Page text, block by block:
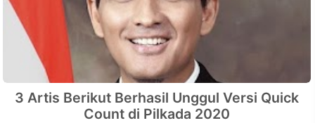
3 Artis Berikut Berhasil Unggul Versi Quick
Count di Pilkada 2020